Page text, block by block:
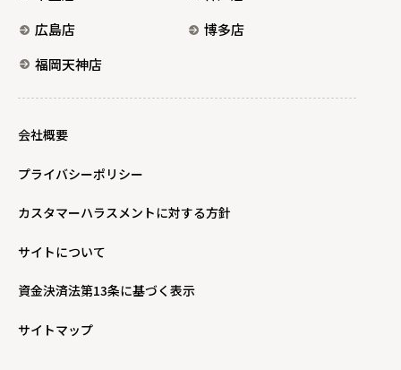
広島店
博多店
福岡天神店
会社概要
プライバシーポリシー
カスタマーハラスメントに対する方針
サイトについて
資金決済法第13条に基づく表示
サイトマップ